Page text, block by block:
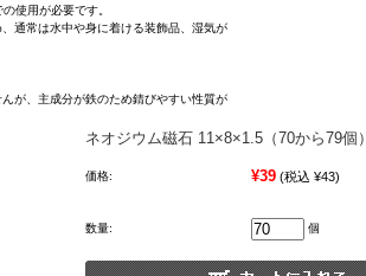
使用が必要です。
通常は水中や身に着ける装飾品、湿気が
が、主成分が鉄のため錆びやすい性質が
ネオジウム磁石 11×8×1.5（70から79個）
価格: ¥39 (税込 ¥43)
数量: 個